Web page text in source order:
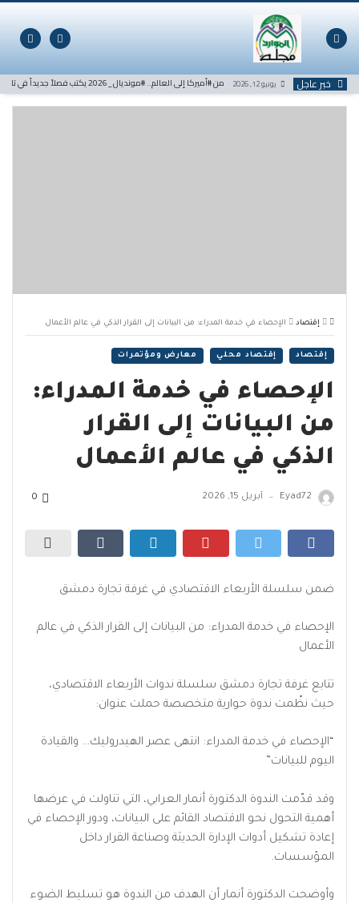
التخطي
المحتوى
خبر عاجل يونيو 12, 2026 من #أميركا إلى العالم.. #مونديال_2026 يكتب فصلاً جديداً في تاريخ كرة القدم
إقتصاد الإحصاء في خدمة المدراء: من البيانات إلى القرار الذكي في عالم الأعمال
إقتصاد إقتصاد محلي معارض ومؤتمرات
الإحصاء في خدمة المدراء:
من البيانات إلى القرار
الذكي في عالم الأعمال
Eyad72
— أبريل 15, 2026 0
ضمن سلسلة الأربعاء الاقتصادي في غرفة تجارة دمشق
الإحصاء في خدمة المدراء: من البيانات إلى القرار الذكي في عالم
الأعمال
تتابع غرفة تجارة دمشق سلسلة ندوات الأربعاء الاقتصادي،
حيث نظّمت ندوة حوارية متخصصة حملت عنوان:
“الإحصاء في خدمة المدراء: انتهى عصر الهيدروليك… والقيادة
اليوم للبيانات”
وقد قدّمت الندوة الدكتورة أنمار العرابي، التي تناولت في عرضها
أهمية التحول نحو الاقتصاد القائم على البيانات، ودور الإحصاء في
إعادة تشكيل أدوات الإدارة الحديثة وصناعة القرار داخل
المؤسسات.
وأوضحت الدكتورة أنمار أن الهدف من الندوة هو تسليط الضوء